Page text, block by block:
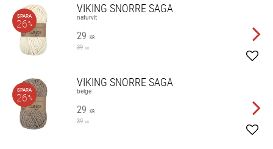
VIKING SNORRE SAGA
naturvit
29 KR
39 KR
SPARA
26%
VIKING SNORRE SAGA
beige
29 KR
39 KR
SPARA
26%